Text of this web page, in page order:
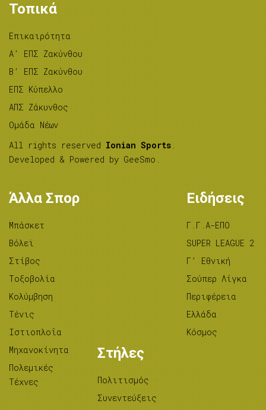
Τοπικά
Επικαιρότητα
A’ ΕΠΣ Ζακύνθου
B’ ΕΠΣ Ζακύνθου
ΕΠΣ Κύπελλο
ΑΠΣ Ζάκυνθος
Ομάδα Νέων
All rights reserved Ionian Sports .
Developed & Powered by GeeSmo .
Άλλα Σπορ
Μπάσκετ
Βόλεϊ
Στίβος
Tοξοβολία
Κολύμβηση
Τένις
Ιστιοπλοΐα
Μηχανοκίνητα
Πολεμικές
Τέχνες
Ειδήσεις
Γ.Γ.Α-ΕΠΟ
SUPER LEAGUE 2
Γ’ Εθνική
Σούπερ Λίγκα
Περιφέρεια
Ελλάδα
Κόσμος
Στήλες
Πολιτισμός
Συνεντεύξεις